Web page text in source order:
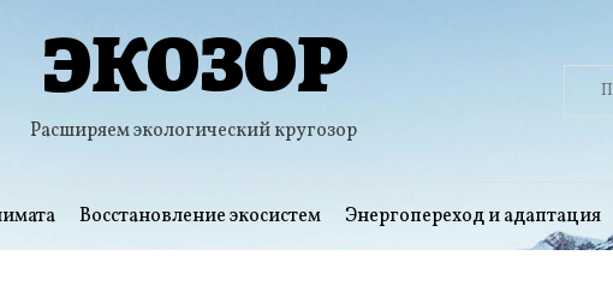
ЭКОЗОР
Расширяем экологический кругозор
Найти:
Восстановление экосистем Энергопереход и адаптация